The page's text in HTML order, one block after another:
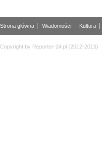
Strona główna Wiadomości Kultura
Copyright by Reporter-24.pl (2012-2013)